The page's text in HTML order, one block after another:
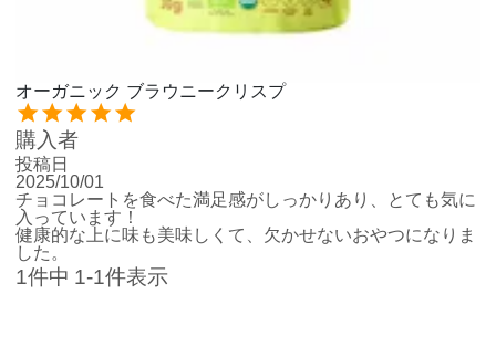
オーガニック ブラウニークリスプ
購入者
投稿日
2025/10/01
チョコレートを食べた満足感がしっかりあり、とても気に
入っています！
健康的な上に味も美味しくて、欠かせないおやつになりま
した。
1件中 1-1件表示